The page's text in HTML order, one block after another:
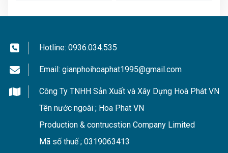
Hotline: 0936.034.535
Email: gianphoihoaphat1995@gmail.com
Công Ty TNHH Sản Xuất và Xây Dựng Hoà Phát VN
Tên nước ngoài ; Hoa Phat VN
Production & contrucstion Company Limited
Mã số thuế ; 0319063413